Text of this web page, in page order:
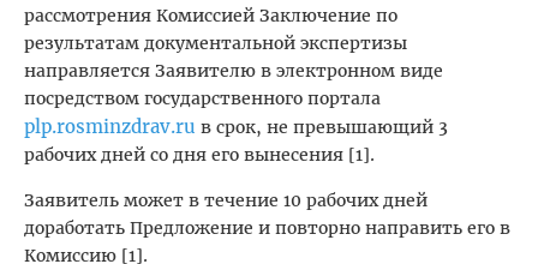
рассмотрения Комиссией Заключение по
результатам документальной экспертизы
направляется Заявителю в электронном виде
посредством государственного портала
plp.rosminzdrav.ru в срок, не превышающий 3
рабочих дней со дня его вынесения [1].
Заявитель может в течение 10 рабочих дней
доработать Предложение и повторно направить его в
Комиссию [1].